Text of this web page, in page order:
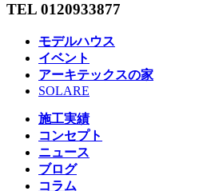
TEL 0120933877
モデルハウス
イベント
アーキテックスの家
SOLARE
施工実績
コンセプト
ニュース
ブログ
コラム